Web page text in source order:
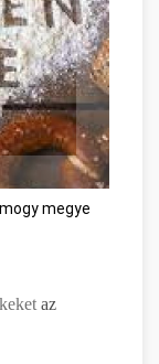
megye
az